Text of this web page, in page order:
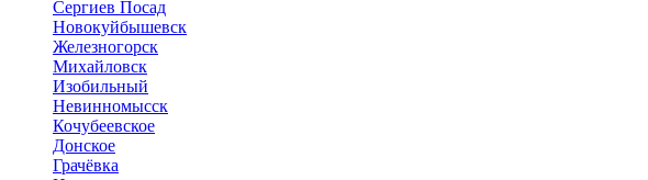
Сергиев Посад
Новокуйбышевск
Железногорск
Михайловск
Изобильный
Невинномысск
Кочубеевское
Донское
Грачёвка